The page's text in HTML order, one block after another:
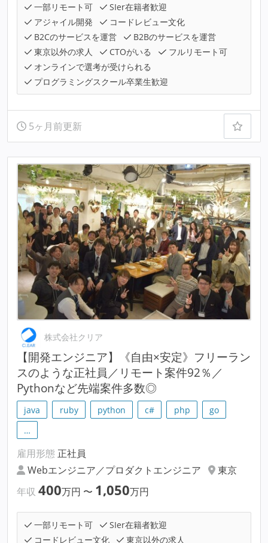
一部リモート可
SIer在籍者歓迎
アジャイル開発
コードレビュー文化
B2Cのサービスを運営
B2Bのサービスを運営
東京以外の求人
CTOがいる
フルリモート可
オンラインで選考が受けられる
プログラミングスクール卒業生歓迎
5ヶ月前更新
株式会社クリア
【開発エンジニア】《自由×安定》フリーラン
スのような正社員／リモート案件92％／
Pythonなど先端案件多数◎
java ruby python c# php
go
…
雇用形態 正社員
Webエンジニア／プロダクトエンジニア
東京
年収 400万円 〜 1,050万円
一部リモート可
SIer在籍者歓迎
コードレビュー文化
東京以外の求人